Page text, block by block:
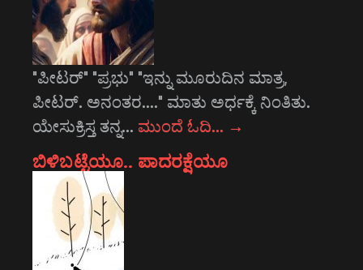
"ಪೀಟರ್" "ಪ್ರಭು" "ಇನ್ನು ಮೂರುದಿನ ಮಾತ್ರ,
ಪೀಟರ್. ಅನಂತರ...." ಮಾತು ಅರ್ಧಕ್ಕೆ ನಿಂತಿತು.
ಯೇಸುಕ್ರಿಸ್ತ ತನ್ನ… ಮುಂದೆ ಓದಿ… →
ಬಿಳಿಬಟ್ಟೆಯೂ.. ಪಾದರಕ್ಷೆಯೂ